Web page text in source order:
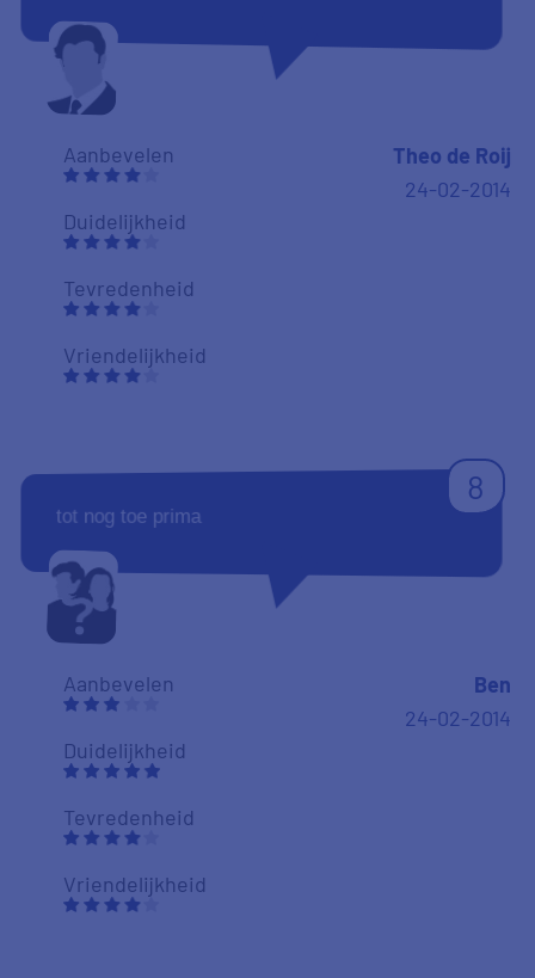
Aanbevelen
Duidelijkheid
Tevredenheid
Vriendelijkheid
Theo de Roij
24-02-2014
8
tot nog toe prima
Aanbevelen
Duidelijkheid
Tevredenheid
Vriendelijkheid
Ben
24-02-2014